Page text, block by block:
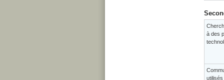
à des